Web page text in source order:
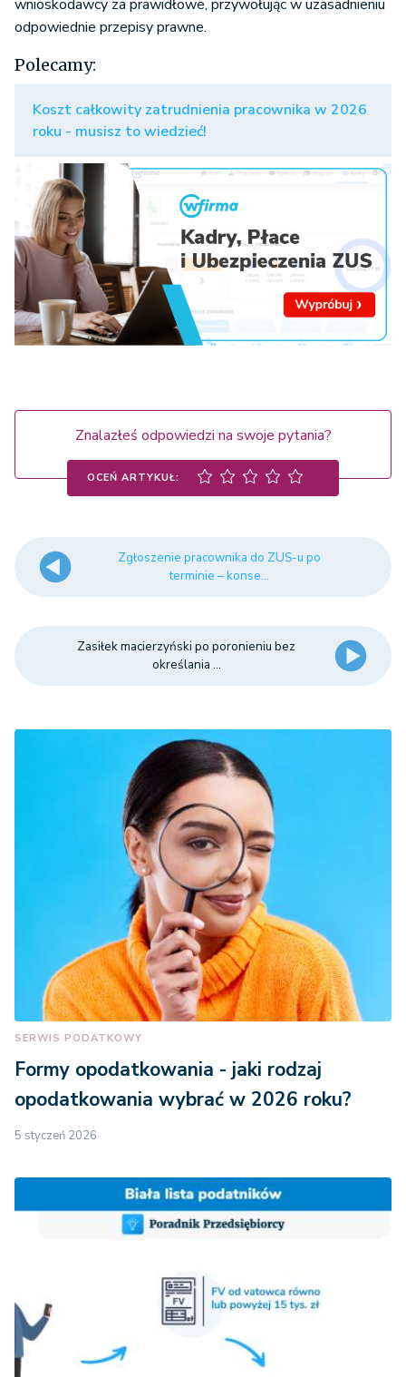
wnioskodawcy za prawidłowe, przywołując w uzasadnieniu
odpowiednie przepisy prawne.
Polecamy:
Koszt całkowity zatrudnienia pracownika w 2026
roku - musisz to wiedzieć!
Znalazłeś odpowiedzi na swoje pytania?
OCEŃ ARTYKUŁ:
Zgłoszenie pracownika do ZUS-u po
terminie – konse...
Zasiłek macierzyński po poronieniu bez
określania ...
SERWIS PODATKOWY
Formy opodatkowania - jaki rodzaj
opodatkowania wybrać w 2026 roku?
5 styczeń 2026